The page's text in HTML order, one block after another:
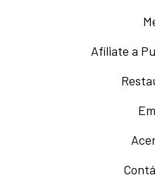
Afíliate a